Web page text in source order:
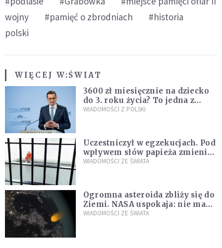
wojny
#pamięć o zbrodniach
#historia
polski
WIĘCEJ W:ŚWIAT
3600 zł miesięcznie na dziecko
do 3. roku życia? To jedna z
propozycji programu "Rozwój
WIADOMOŚCI Z POLSKI
Uczestniczył w egzekucjach. Pod
wpływem słów papieża zmienił
zdanie
WIADOMOŚCI ZE ŚWIATA
Ogromna asteroida zbliży się do
Ziemi. NASA uspokaja: nie ma
zagrożenia
WIADOMOŚCI ZE ŚWIATA